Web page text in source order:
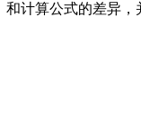
和计算公式的差异